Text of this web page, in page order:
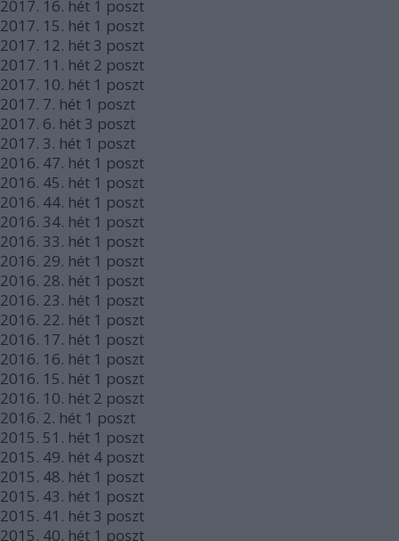
2017. 16. hét 1 poszt
2017. 15. hét 1 poszt
2017. 12. hét 3 poszt
2017. 11. hét 2 poszt
2017. 10. hét 1 poszt
2017. 7. hét 1 poszt
2017. 6. hét 3 poszt
2017. 3. hét 1 poszt
2016. 47. hét 1 poszt
2016. 45. hét 1 poszt
2016. 44. hét 1 poszt
2016. 34. hét 1 poszt
2016. 33. hét 1 poszt
2016. 29. hét 1 poszt
2016. 28. hét 1 poszt
2016. 23. hét 1 poszt
2016. 22. hét 1 poszt
2016. 17. hét 1 poszt
2016. 16. hét 1 poszt
2016. 15. hét 1 poszt
2016. 10. hét 2 poszt
2016. 2. hét 1 poszt
2015. 51. hét 1 poszt
2015. 49. hét 4 poszt
2015. 48. hét 1 poszt
2015. 43. hét 1 poszt
2015. 41. hét 3 poszt
2015. 40. hét 1 poszt